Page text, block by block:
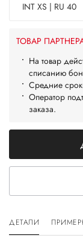
INT XS | RU 40
ТОВАР
На товар
списанию
Средние
Оператор
заказа.
ДЕТАЛИ